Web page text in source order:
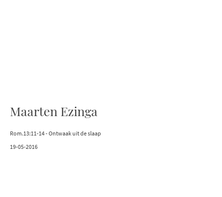
Maarten Ezinga
Rom.13:11-14 - Ontwaak uit de slaap
19-05-2016